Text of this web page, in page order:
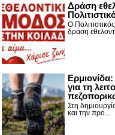
Δράση
Ο
δράση
για τη
Στη
και την προ...